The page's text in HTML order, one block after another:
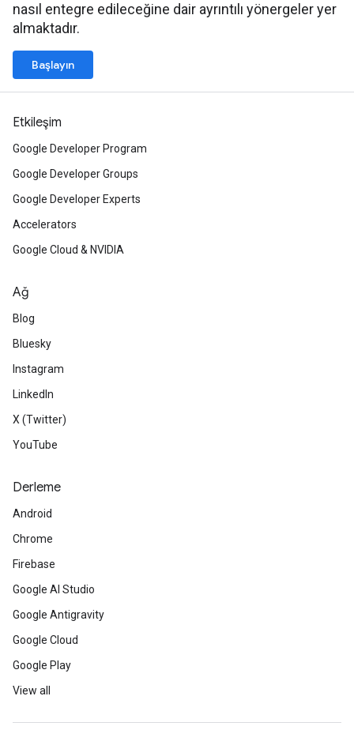
nasıl entegre edileceğine dair ayrıntılı yönergeler yer
almaktadır.
Başlayın
Etkileşim
Google Developer Program
Google Developer Groups
Google Developer Experts
Accelerators
Google Cloud & NVIDIA
Ağ
Blog
Bluesky
Instagram
LinkedIn
X (Twitter)
YouTube
Derleme
Android
Chrome
Firebase
Google AI Studio
Google Antigravity
Google Cloud
Google Play
View all